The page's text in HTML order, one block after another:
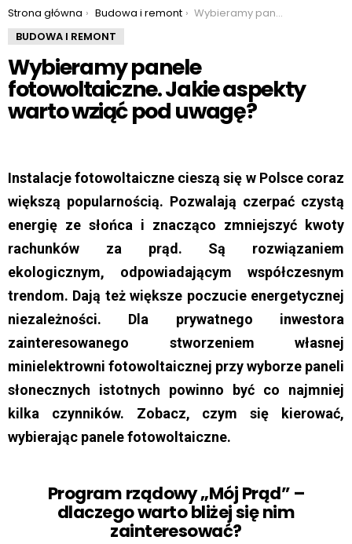
You are here:
Strona główna Budowa i remont
Wybieramy panele fotowoltaiczne. Jakie aspekty warto wziąć pod uwagę?
BUDOWA I REMONT
Wybieramy panele
fotowoltaiczne. Jakie aspekty
warto wziąć pod uwagę?
Instalacje fotowoltaiczne cieszą się w Polsce coraz
większą popularnością. Pozwalają czerpać czystą
energię ze słońca i znacząco zmniejszyć kwoty
rachunków za prąd. Są rozwiązaniem
ekologicznym, odpowiadającym współczesnym
trendom. Dają też większe poczucie energetycznej
niezależności. Dla prywatnego inwestora
zainteresowanego stworzeniem własnej
minielektrowni fotowoltaicznej przy wyborze paneli
słonecznych istotnych powinno być co najmniej
kilka czynników. Zobacz, czym się kierować,
wybierając panele fotowoltaiczne.
Program rządowy „Mój Prąd” –
dlaczego warto bliżej się nim
zainteresować?